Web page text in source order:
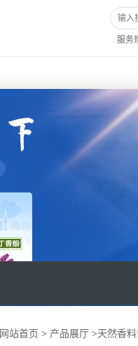
服务
网站首页 > 产品展厅 >天然香料